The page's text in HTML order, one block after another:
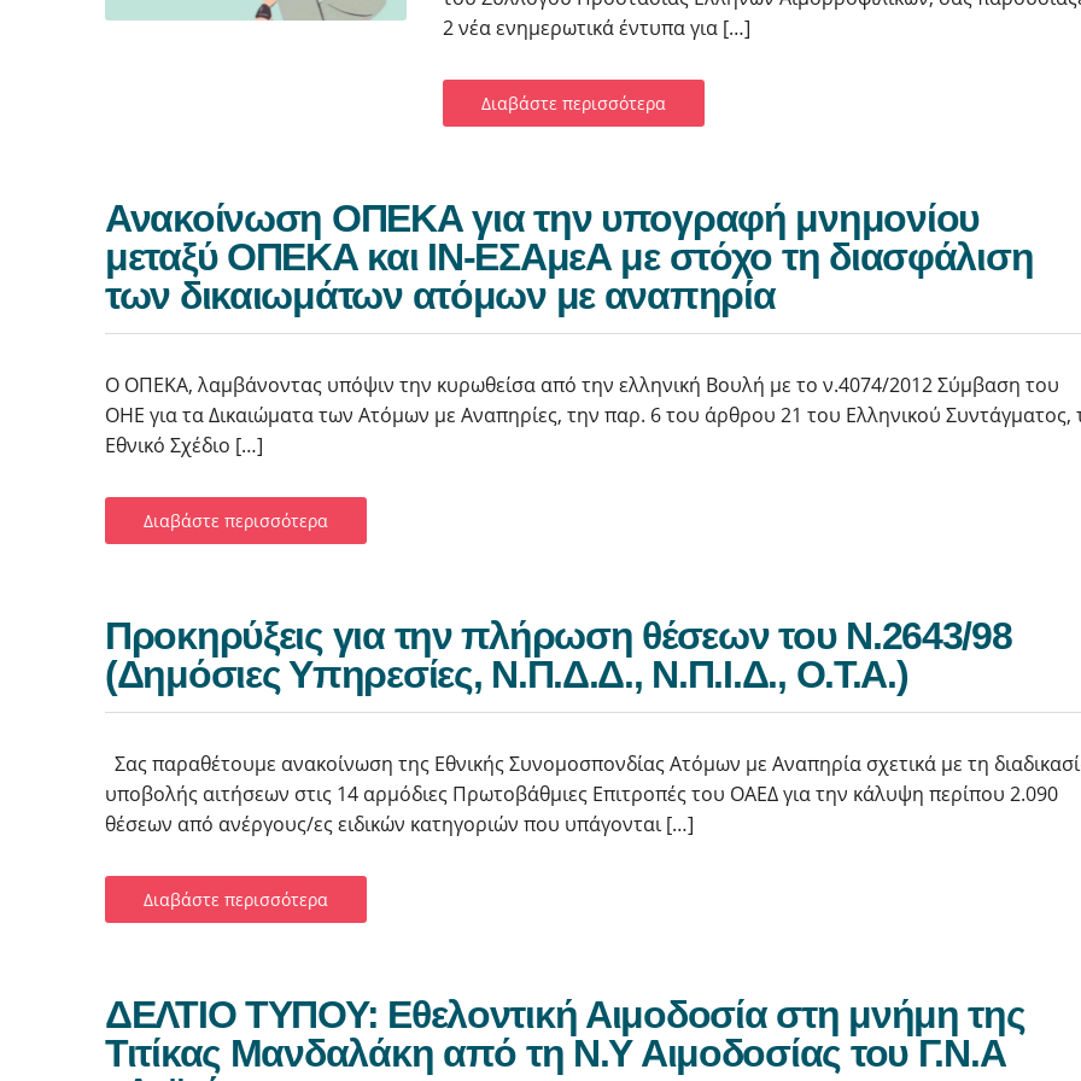
2 νέα ενημερωτικά έντυπα για […]
Διαβάστε περισσότερα
Ανακοίνωση ΟΠΕΚΑ για την υπογραφή μνημονίου
μεταξύ ΟΠΕΚΑ και ΙΝ-ΕΣΑμεΑ με στόχο τη διασφάλιση
των δικαιωμάτων ατόμων με αναπηρία
Ο ΟΠΕΚΑ, λαμβάνοντας υπόψιν την κυρωθείσα από την ελληνική Βουλή με το ν.4074/2012 Σύμβαση του
ΟΗΕ για τα Δικαιώματα των Ατόμων με Αναπηρίες, την παρ. 6 του άρθρου 21 του Ελληνικού Συντάγματος,
Εθνικό Σχέδιο […]
Διαβάστε περισσότερα
Προκηρύξεις για την πλήρωση θέσεων του Ν.2643/98
(Δημόσιες Υπηρεσίες, Ν.Π.Δ.Δ., Ν.Π.Ι.Δ., Ο.Τ.Α.)
Σας παραθέτουμε ανακοίνωση της Εθνικής Συνομοσπονδίας Ατόμων με Αναπηρία σχετικά με τη
υποβολής αιτήσεων στις 14 αρμόδιες Πρωτοβάθμιες Επιτροπές του ΟΑΕΔ για την κάλυψη περίπου 2.090
θέσεων από ανέργους/ες ειδικών κατηγοριών που υπάγονται […]
Διαβάστε περισσότερα
ΔΕΛΤΙΟ ΤΥΠΟΥ: Εθελοντική Αιμοδοσία στη μνήμη της
Τιτίκας Μανδαλάκη από τη Ν.Υ Αιμοδοσίας του Γ.Ν.Α